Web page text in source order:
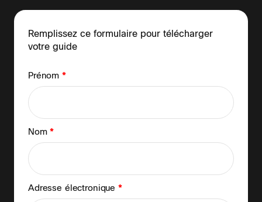
Remplissez ce formulaire pour télécharger
votre guide
Prénom*
Nom*
Adresse électronique *